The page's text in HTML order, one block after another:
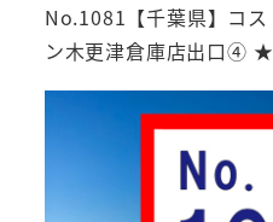
No.1081【千葉県】コ
ン木更津倉庫店出口④